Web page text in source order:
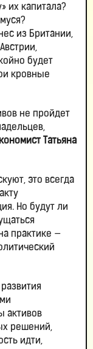
их капитала?
из Британии,
будет
кровные
не пройдет
Татьяна
это всегда
Но будут ли
практике —
активов
решений,
идти,